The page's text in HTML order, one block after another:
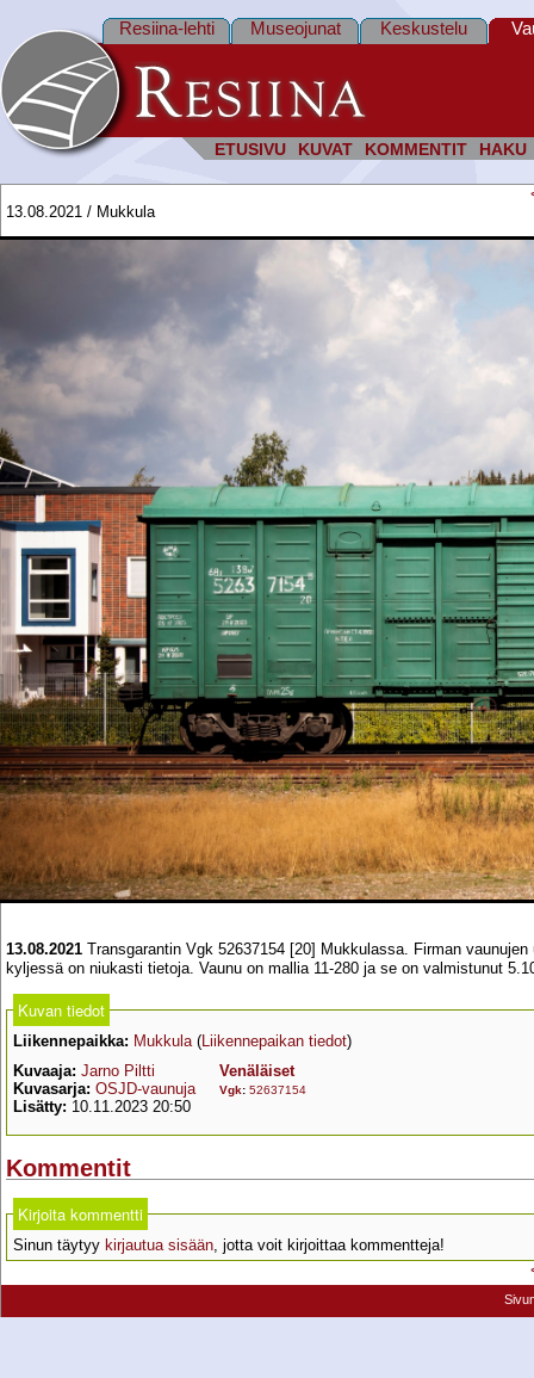
ETUSIVU KUVAT KOMMENTIT HAKU
Resiina-lehti Museojunat Keskustelu
13.08.2021 / Mukkula
13.08.2021 Transgarantin Vgk 52637154 [20] Mukkulassa. Firman
kyljessä on niukasti tietoja. Vaunu on mallia 11-280 ja se on valmistunut
Kuvan tiedot
Liikennepaikka: Mukkula(Liikennepaikan tiedot)
Kuvaaja: Jarno Piltti
Kuvasarja: OSJD-vaunuja
Lisätty: 10.11.2023 20:50
Venäläiset
Vgk: 52637154
Kommentit
Kirjoita kommentti
Sinun täytyy kirjautua sisään, jotta voit kirjoittaa kommentteja!